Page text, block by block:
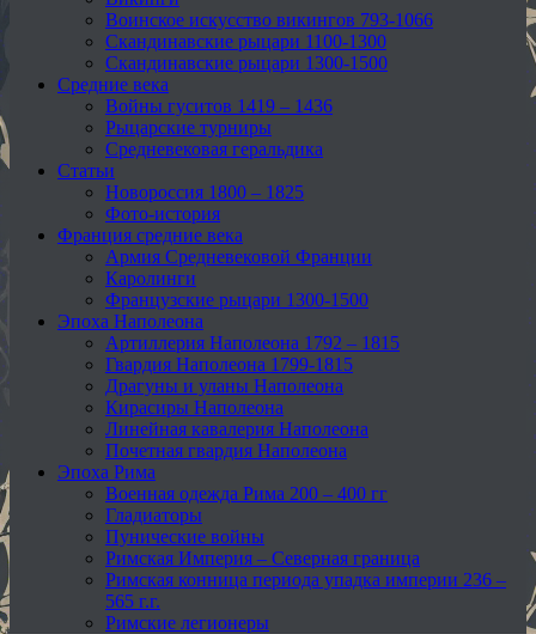
Воинское искусство викингов 793-1066
Скандинавские рыцари 1100-1300
Скандинавские рыцари 1300-1500
Средние века
Войны гуситов 1419 – 1436
Рыцарские турниры
Средневековая геральдика
Статьи
Новороссия 1800 – 1825
Фото-история
Франция средние века
Армия Средневековой Франции
Каролинги
Французские рыцари 1300-1500
Эпоха Наполеона
Артиллерия Наполеона 1792 – 1815
Гвардия Наполеона 1799-1815
Драгуны и уланы Наполеона
Кирасиры Наполеона
Линейная кавалерия Наполеона
Почетная гвардия Наполеона
Эпоха Рима
Военная одежда Рима 200 – 400 гг
Гладиаторы
Пунические войны
Римская Империя – Северная граница
Римская конница периода упадка империи 236 –
565 г.г.
Римские легионеры